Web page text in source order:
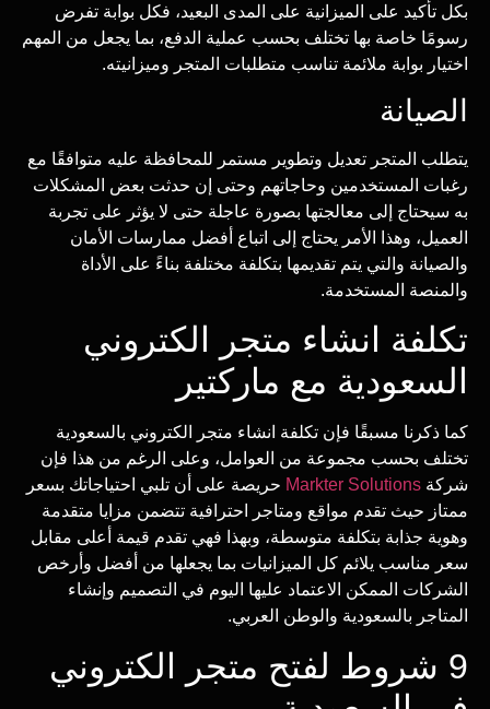
بكل تأكيد على الميزانية على المدى البعيد، فكل بوابة تفرض
رسومًا خاصة بها تختلف بحسب عملية الدفع، بما يجعل من المهم
اختيار بوابة ملائمة تناسب متطلبات المتجر وميزانيته.
الصيانة
يتطلب المتجر تعديل وتطوير مستمر للمحافظة عليه متوافقًا مع
رغبات المستخدمين وحاجاتهم وحتى إن حدثت بعض المشكلات
به سيحتاج إلى معالجتها بصورة عاجلة حتى لا يؤثر على تجربة
العميل، وهذا الأمر يحتاج إلى اتباع أفضل ممارسات الأمان
والصيانة والتي يتم تقديمها بتكلفة مختلفة بناءً على الأداة
والمنصة المستخدمة.
تكلفة انشاء متجر الكتروني
السعودية مع ماركتير
كما ذكرنا مسبقًا فإن تكلفة انشاء متجر الكتروني بالسعودية
تختلف بحسب مجموعة من العوامل، وعلى الرغم من هذا فإن
شركة Markter Solutions حريصة على أن تلبي احتياجاتك بسعر
ممتاز حيث تقدم مواقع ومتاجر احترافية تتضمن مزايا متقدمة
وهوية جذابة بتكلفة متوسطة، وبهذا فهي تقدم قيمة أعلى مقابل
سعر مناسب يلائم كل الميزانيات بما يجعلها من أفضل وأرخص
الشركات الممكن الاعتماد عليها اليوم في التصميم وإنشاء
المتاجر بالسعودية والوطن العربي.
9 شروط لفتح متجر الكتروني